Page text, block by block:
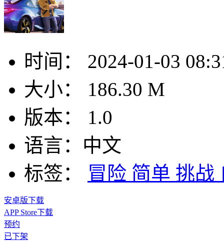
时间：
2024-01-03
大小：
186.30 M
版本：
1.0
语言： 中文
标签：
冒险 简单 挑战
安卓版下载
APP Store下载
预约
已下架